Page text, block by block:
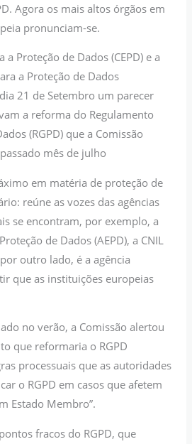
Agora os mais altos órgãos em
pronunciam-se.
Proteção de Dados (CEPD) e a
a Proteção de Dados
21 de Setembro um parecer
a reforma do Regulamento
(RGPD) que a Comissão
mês de julho
em matéria de proteção de
reúne as vozes das agências
se encontram, por exemplo, a
de Dados (AEPD), a CNIL
outro lado, é a agência
que as instituições europeias
no verão, a Comissão alertou
que reformaria o RGPD
processuais que as autoridades
o RGPD em casos que afetem
Estado Membro”.
fracos do RGPD, que